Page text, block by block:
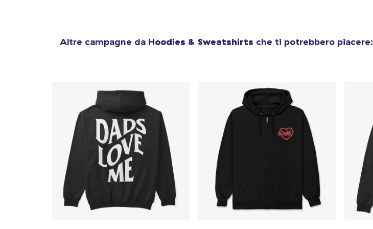
Altre campagne da Hoodies & Sweatshirts che ti potrebbero piacere: